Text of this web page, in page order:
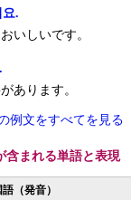
.
いしいです。
あります。
例文をすべてを見る
含まれる単語と表現
（発音）